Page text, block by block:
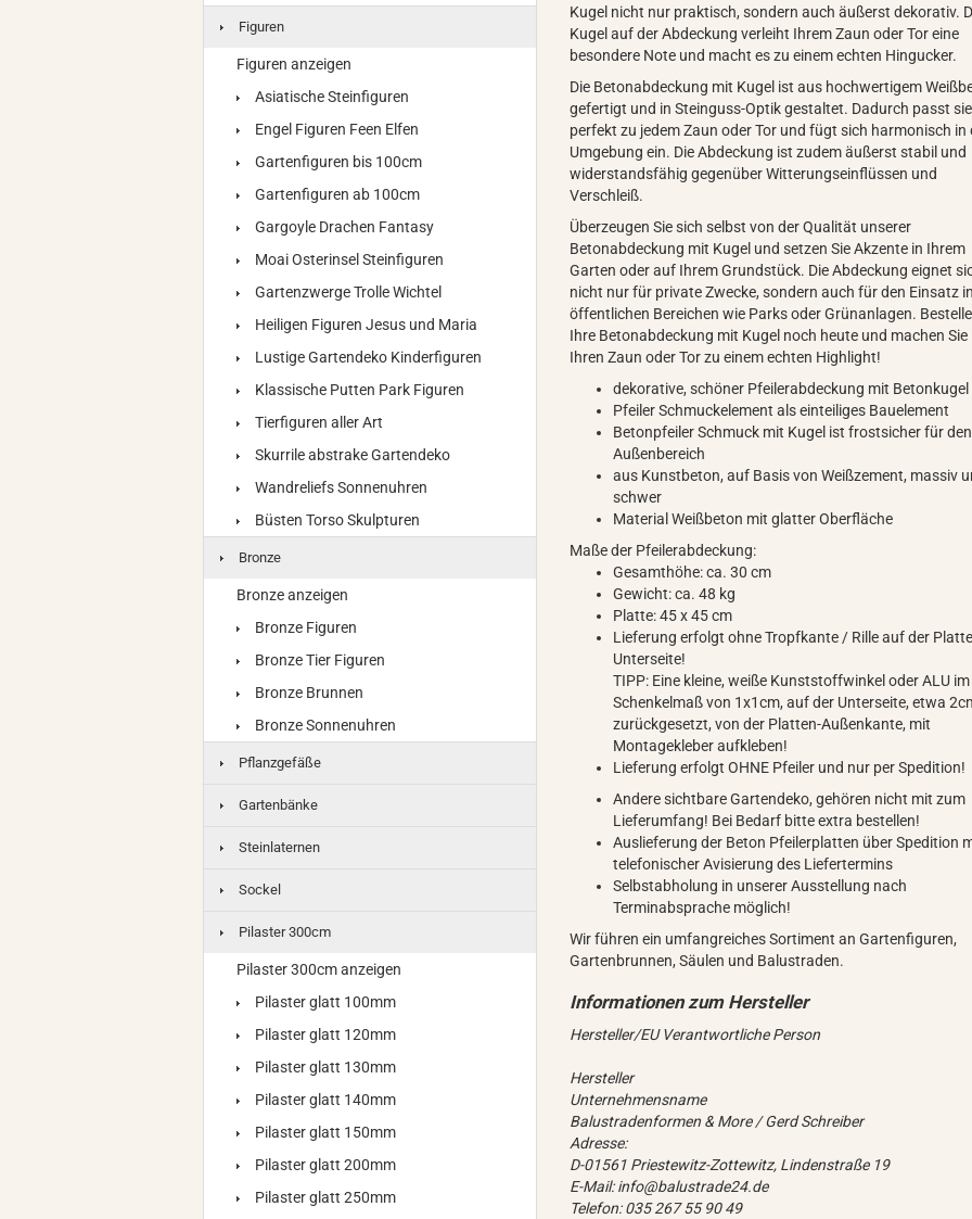
Kugel nicht nur praktisch, sondern auch äußerst dekorativ.
Kugel auf der Abdeckung verleiht Ihrem Zaun oder Tor eine
besondere Note und macht es zu einem echten Hingucker.
Die Betonabdeckung mit Kugel ist aus hochwertigem
gefertigt und in Steinguss-Optik gestaltet. Dadurch passt sie
perfekt zu jedem Zaun oder Tor und fügt sich harmonisch in
Umgebung ein. Die Abdeckung ist zudem äußerst stabil und
widerstandsfähig gegenüber Witterungseinflüssen und
Verschleiß.
Überzeugen Sie sich selbst von der Qualität unserer
Betonabdeckung mit Kugel und setzen Sie Akzente in Ihrem
Garten oder auf Ihrem Grundstück. Die Abdeckung eignet
nicht nur für private Zwecke, sondern auch für den Einsatz in
öffentlichen Bereichen wie Parks oder Grünanlagen.
Ihre Betonabdeckung mit Kugel noch heute und machen Sie
Ihren Zaun oder Tor zu einem echten Highlight!
dekorative, schöner Pfeilerabdeckung mit Betonkugel
Pfeiler Schmuckelement als einteiliges Bauelement
Betonpfeiler Schmuck mit Kugel ist frostsicher für den
Außenbereich
aus Kunstbeton, auf Basis von Weißzement, massiv
schwer
Material Weißbeton mit glatter Oberfläche
Maße der Pfeilerabdeckung:
Gesamthöhe: ca. 30 cm
Gewicht: ca. 48 kg
Platte: 45 x 45 cm
Lieferung erfolgt ohne Tropfkante / Rille auf der
Unterseite!
TIPP: Eine kleine, weiße Kunststoffwinkel oder ALU im
Schenkelmaß von 1x1cm, auf der Unterseite, etwa
zurückgesetzt, von der Platten-Außenkante, mit
Montagekleber aufkleben!
Lieferung erfolgt OHNE Pfeiler und nur per Spedition!
Andere sichtbare Gartendeko, gehören nicht mit zum
Lieferumfang! Bei Bedarf bitte extra bestellen!
Auslieferung der Beton Pfeilerplatten über Spedition
telefonischer Avisierung des Liefertermins
Selbstabholung in unserer Ausstellung nach
Terminabsprache möglich!
Wir führen ein umfangreiches Sortiment an Gartenfiguren,
Gartenbrunnen, Säulen und Balustraden.
Hersteller/EU Verantwortliche Person
Hersteller
Unternehmensname
Balustradenformen & More / Gerd Schreiber
Adresse:
D-01561 Priestewitz-Zottewitz, Lindenstraße 19
E-Mail: info@balustrade24.de
Telefon: 035 267 55 90 49
Figuren
Figuren anzeigen
Asiatische Steinfiguren
Engel Figuren Feen Elfen
Gartenfiguren bis 100cm
Gartenfiguren ab 100cm
Gargoyle Drachen Fantasy
Moai Osterinsel Steinfiguren
Gartenzwerge Trolle Wichtel
Heiligen Figuren Jesus und Maria
Lustige Gartendeko Kinderfiguren
Klassische Putten Park Figuren
Tierfiguren aller Art
Skurrile abstrake Gartendeko
Wandreliefs Sonnenuhren
Büsten Torso Skulpturen
Bronze
Bronze anzeigen
Bronze Figuren
Bronze Tier Figuren
Bronze Brunnen
Bronze Sonnenuhren
Pflanzgefäße
Gartenbänke
Steinlaternen
Sockel
Pilaster 300cm
Pilaster 300cm anzeigen
Pilaster glatt 100mm
Pilaster glatt 120mm
Pilaster glatt 130mm
Pilaster glatt 140mm
Pilaster glatt 150mm
Pilaster glatt 200mm
Pilaster glatt 250mm